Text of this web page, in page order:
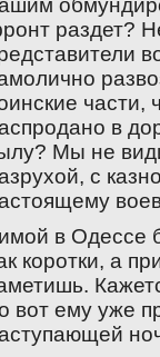
раздет?
части,
в
Мы не
с
в Одессе
коротки, а
вот ему уже